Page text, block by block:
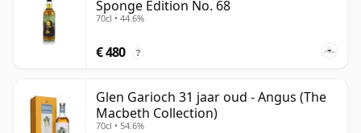
Sponge Edition No. 68
70cl • 44.6%
€ 480 ?
Glen Garioch 31 jaar oud - Angus (The
Macbeth Collection)
70cl • 54.6%